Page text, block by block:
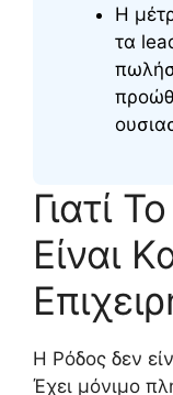
Η
τα
Γιατί
Είναι
Η Ρόδος δεν
Έχει μόνιμο